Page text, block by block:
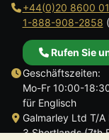
+44(0)20 8600
1-888-908-2858
Rufen Sie
Geschäftszeiten:
Mo-Fr 10:00-
für Englisch
Galmarley Ltd T/A
3 Shortlands (7th